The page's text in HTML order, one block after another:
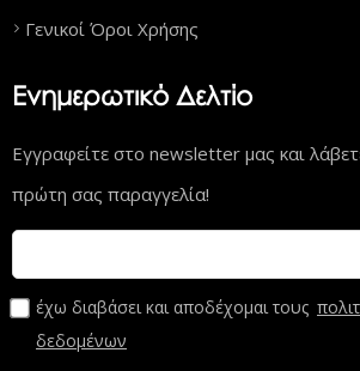
Γενικοί Όροι Χρήσης
Ενημερωτικό Δελτίο
Εγγραφείτε στο newsletter μας και
πρώτη σας παραγγελία!
έχω διαβάσει και αποδέχομαι τους
δεδομένων